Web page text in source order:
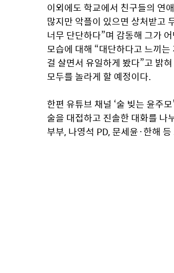
이외에도 학교에서 친구들의 연
많지만 악플이 있으면 상처받고
너무 단단하다”며 감동해 그가
모습에 대해 “대단하다고 느끼
걸 살면서 유일하게 봤다”고 밝
모두를 놀라게 할 예정이다.
한편 유튜브 채널 ‘술 빚는 윤주
술을 대접하고 진솔한 대화를 나
부부, 나영석 PD, 문세윤·한해